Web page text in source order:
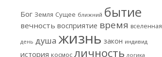
колонка
Бог Земля Сущее ближний бытие
вечность восприятие время вселенная
день душа жизнь закон индивид
история космос личность логика